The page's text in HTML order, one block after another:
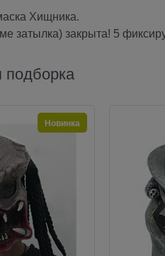
Хищника.
затылка) закрыта! 5
подборка
Новинка